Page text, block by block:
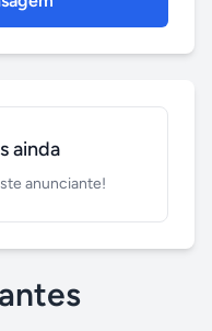
ainda
anunciante!